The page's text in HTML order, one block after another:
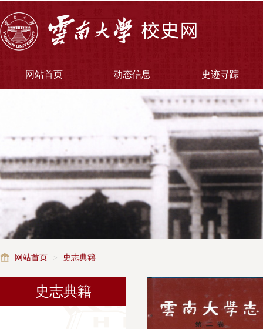
网站首页 动态信息 史迹寻踪
网站首页 > 史志典籍
史志典籍